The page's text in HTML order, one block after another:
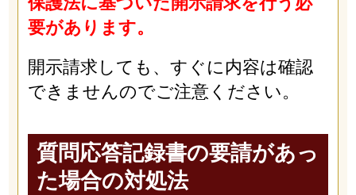
要があります。
開示請求しても、すぐに内容は確認
できませんのでご注意ください。
質問応答記録書の要請があっ
た場合の対処法